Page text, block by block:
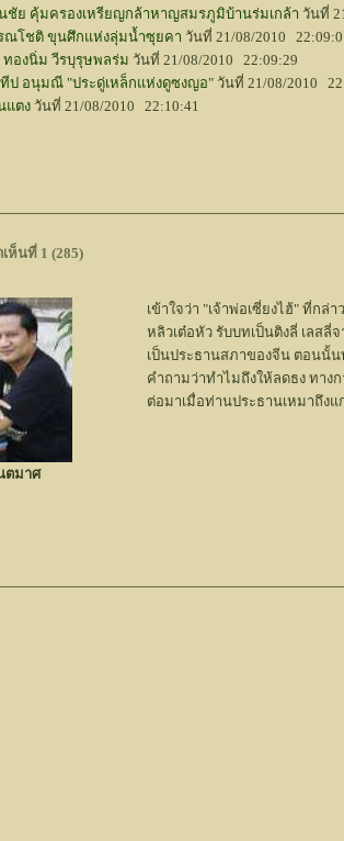
ชัย คุ้มครองเหรียญกล้าหาญสมรภูมิบ้านร่มเกล้า วันที่
ณโชติ ขุนศึกแห่งลุ่มน้ำซุยคา วันที่ 21/08/2010
องนิ่ม วีรบุรุษพลร่ม วันที่ 21/08/2010 22:09:29
ทีป อนุมณี "ประดู่เหล็กแห่งดูซงญอ" วันที่ 21/08/2010
แตง วันที่ 21/08/2010 22:10:41
ห็นที่ 1 (285)
ตมาศ
เข้าใจว่า "เจ้าพ่อเซี่ยงไฮ้" ที่กล่
หลิวเต๋อหัว รับบทเป็นติงลี่ เลส
เป็นประธานสภาของจีน ตอนนั้น
คำถามว่าทำไมถึงให้ลดธง ทาง
ต่อมาเมื่อท่านประธานเหมาถึง